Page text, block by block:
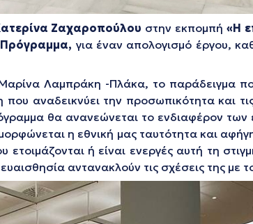
Ζαχαροπούλου στην εκπομπή«Η
Πρόγραμμα, για έναν απολογισμό έργου,
Λαμπράκη -Πλάκα, το παράδειγμα
αναδεικνύει την προσωπικότητα και
θα ανανεώνεται το ενδιαφέρον των
η εθνική μας ταυτότητα και
ή είναι ενεργές αυτή τη
αντανακλούν τις σχέσεις της με